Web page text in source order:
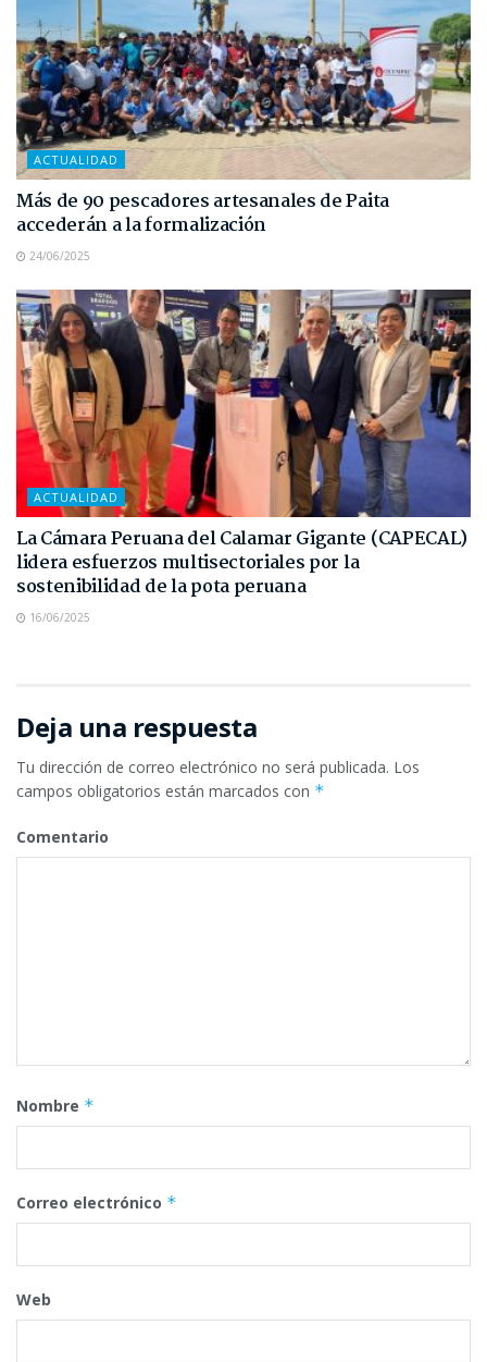
ACTUALIDAD
Más de 90 pescadores artesanales de Paita
accederán a la formalización
24/06/2025
ACTUALIDAD
La Cámara Peruana del Calamar Gigante (CAPECAL)
lidera esfuerzos multisectoriales por la
sostenibilidad de la pota peruana
16/06/2025
Deja una respuesta
Tu dirección de correo electrónico no será publicada. Los
campos obligatorios están marcados con *
Comentario
Nombre *
Correo electrónico *
Web